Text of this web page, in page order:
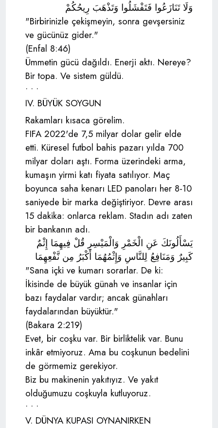
وَلَا تَنَازَعُوا فَتَفْشَلُوا وَتَذْهَبَ رِيحُكُمْ
"Birbirinizle çekişmeyin, sonra gevşersiniz
ve gücünüz gider."
(Enfal 8:46)
Ümmetin gücü dağıldı. Enerji aktı. Nereye?
Bir topa. Ve sistem güldü.
• • •
IV. BÜYÜK SOYGUN
Rakamları kısaca görelim.
FIFA 2022'de 7,5 milyar dolar gelir elde
etti. Küresel futbol bahis pazarı yılda 700
milyar doları aştı. Forma üzerindeki arma,
kumaşın yirmi katı fiyata satılıyor. Maç
boyunca saha kenarı LED panoları her 8-10
saniyede bir marka değiştiriyor. Devre arası
15 dakika: onlarca reklam. Stadın adı zaten
bir bankanın adı.
يَسْأَلُونَكَ عَنِ الْخَمْرِ وَالْمَيْسِرِ قُلْ فِيهِمَا إِثْمٌ
كَبِيرٌ وَمَنَافِعُ لِلنَّاسِ وَإِثْمُهُمَا أَكْبَرُ مِن نَّفْعِهِمَا
"Sana içki ve kumarı sorarlar. De ki:
İkisinde de büyük günah ve insanlar için
bazı faydalar vardır; ancak günahları
faydalarından büyüktür."
(Bakara 2:219)
Evet, bir coşku var. Bir birliktelik var. Bunu
inkâr etmiyoruz. Ama bu coşkunun bedelini
de görmemiz gerekiyor.
Biz bu makinenin yakıtıyız. Ve yakıt
olduğumuzu coşkuyla kutluyoruz.
• • •
V. DÜNYA KUPASI OYNANIRKEN